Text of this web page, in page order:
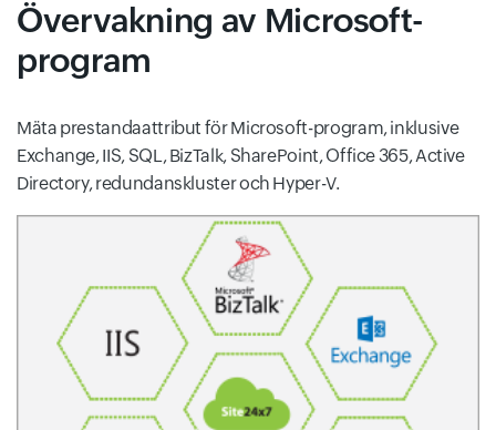
Övervakning av Microsoft-
program
Mäta prestandaattribut för Microsoft-program, inklusive
Exchange, IIS, SQL, BizTalk, SharePoint, Office 365, Active
Directory, redundanskluster och Hyper-V.